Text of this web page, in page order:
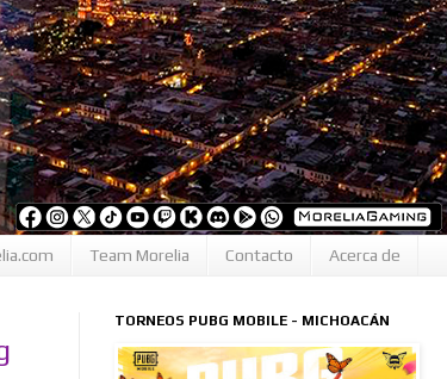
Team Morelia Contacto Acerca de
TORNEOS PUBG MOBILE - MICHOACÁN